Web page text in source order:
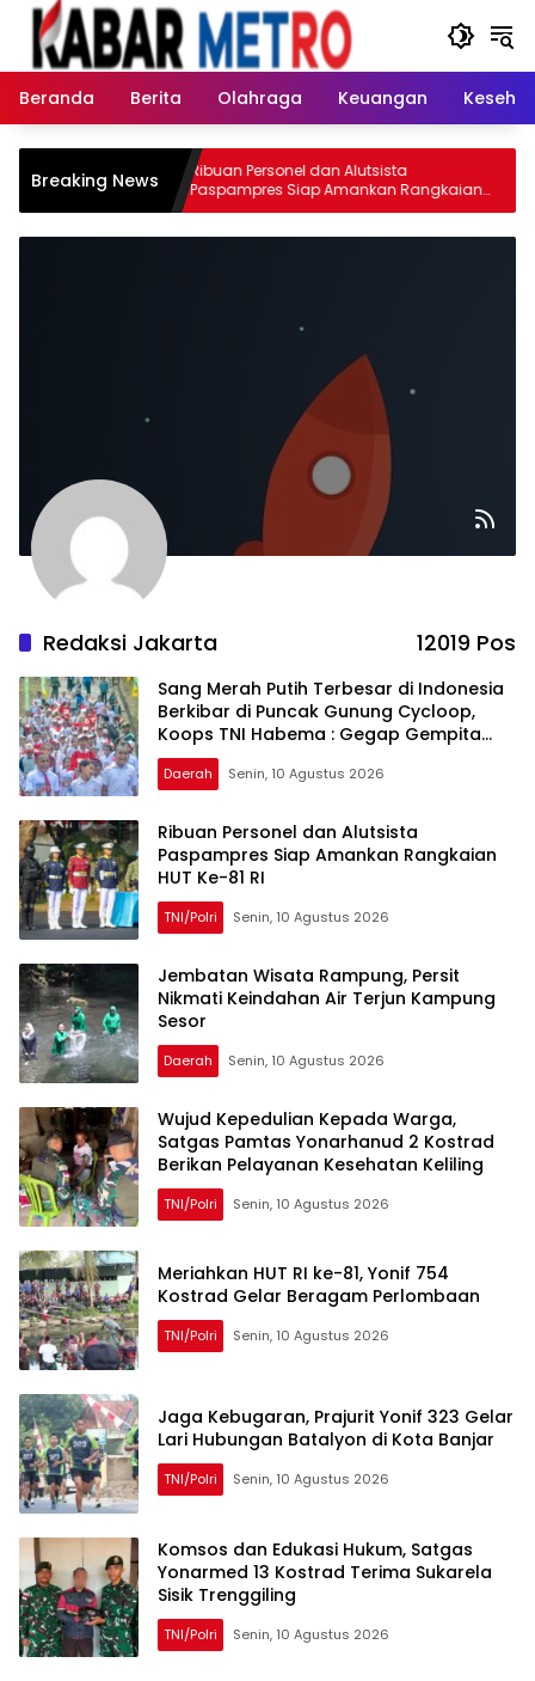
Langsung
konten
Beranda
Berita Olahraga Keuangan
Breaking News
Ribuan Personel dan Alutsista
Paspampres Siap Amankan Rangkaian
HUT Ke-81 RI
Redaksi Jakarta 12019 Pos
Sang Merah Putih Terbesar di Indonesia
Berkibar di Puncak Gunung Cycloop,
Koops TNI Habema : Gegap Gempita
Damai Persatuan dari Tanah
Cenderawasih
Daerah Senin, 10 Agustus 2026
Ribuan Personel dan Alutsista
Paspampres Siap Amankan Rangkaian
HUT Ke-81 RI
TNI/Polri Senin, 10 Agustus 2026
Jembatan Wisata Rampung, Persit
Nikmati Keindahan Air Terjun Kampung
Sesor
Daerah Senin, 10 Agustus 2026
Wujud Kepedulian Kepada Warga,
Satgas Pamtas Yonarhanud 2 Kostrad
Berikan Pelayanan Kesehatan Keliling
TNI/Polri Senin, 10 Agustus 2026
Meriahkan HUT RI ke-81, Yonif 754
Kostrad Gelar Beragam Perlombaan
TNI/Polri Senin, 10 Agustus 2026
Jaga Kebugaran, Prajurit Yonif 323 Gelar
Lari Hubungan Batalyon di Kota Banjar
TNI/Polri Senin, 10 Agustus 2026
Komsos dan Edukasi Hukum, Satgas
Yonarmed 13 Kostrad Terima Sukarela
Sisik Trenggiling
TNI/Polri Senin, 10 Agustus 2026